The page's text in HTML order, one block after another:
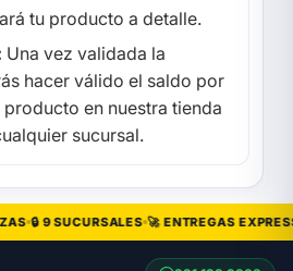
tu producto a detalle.
Una vez validada la
hacer válido el saldo por
en nuestra tienda
sucursal.
🔒 9 SUCURSALES 🚀 ENTREGAS EXPRESS